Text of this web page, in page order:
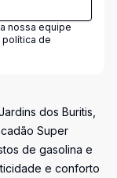
nossa equipe
política de
dos Buritis,
Super
de gasolina e
e conforto